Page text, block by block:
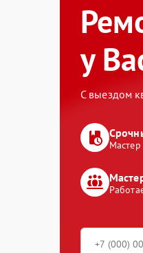
у
С выездом